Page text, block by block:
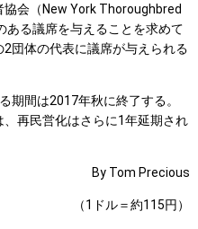
会（New York Thoroughbred
ある議席を与えることを求めて
団体の代表に議席が与えられる
期間は2017年秋に終了する。
再民営化はさらに1年延期され
By Tom Precious
（1ドル＝約115円）